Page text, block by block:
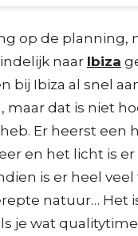
op de planning,
naar Ibiza
bij Ibiza al snel
maar dat is niet
Er heerst een
en het licht is
is er heel veel
natuur… Het
je wat